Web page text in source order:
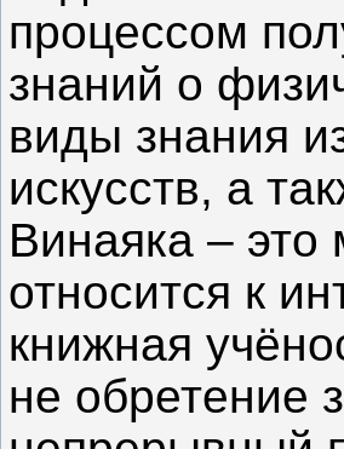
процессом
знаний о
виды знания
искусств, а
Винаяка – это
относится к
книжная
не обретение